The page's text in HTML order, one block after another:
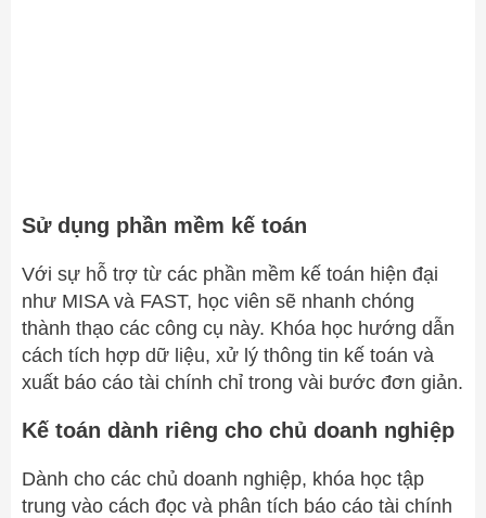
Sử dụng phần mềm kế toán
Với sự hỗ trợ từ các phần mềm kế toán hiện đại
như MISA và FAST, học viên sẽ nhanh chóng
thành thạo các công cụ này. Khóa học hướng dẫn
cách tích hợp dữ liệu, xử lý thông tin kế toán và
xuất báo cáo tài chính chỉ trong vài bước đơn giản.
Kế toán dành riêng cho chủ doanh nghiệp
Dành cho các chủ doanh nghiệp, khóa học tập
trung vào cách đọc và phân tích báo cáo tài chính